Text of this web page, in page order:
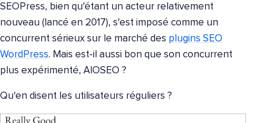
SEOPress, bien qu'étant un acteur relativement
nouveau (lancé en 2017), s'est imposé comme un
concurrent sérieux sur le marché des plugins SEO
WordPress. Mais est-il aussi bon que son concurrent
plus expérimenté, AIOSEO ?
Qu'en disent les utilisateurs réguliers ?